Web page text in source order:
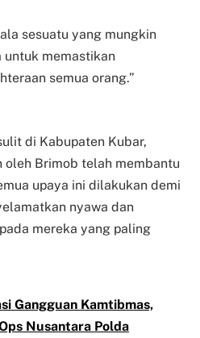
sesuatu yang mungkin
memastikan
semua orang.”
di Kabupaten Kubar,
Brimob telah membantu
upaya ini dilakukan demi
nyawa dan
mereka yang paling
Gangguan Kamtibmas,
Nusantara Polda